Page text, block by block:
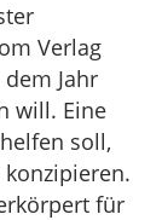
Verlag
Jahr
will. Eine
soll,
für